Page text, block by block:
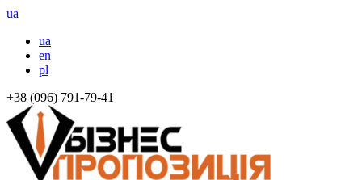
ua
ua
en
pl
+38 (096) 791-79-41